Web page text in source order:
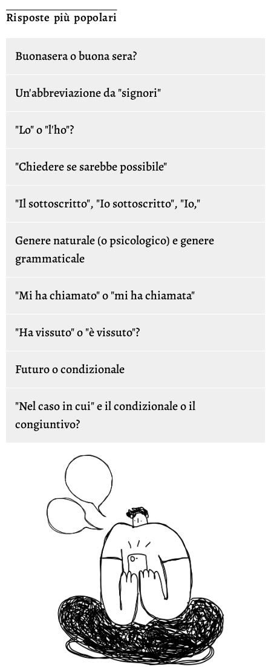
Risposte più popolari
Buonasera o buona sera?
Un'abbreviazione da "signori"
"Lo" o "l'ho"?
"Chiedere se sarebbe possibile"
"Il sottoscritto", "Io sottoscritto", "Io,"
Genere naturale (o psicologico) e genere
grammaticale
"Mi ha chiamato" o "mi ha chiamata"
"Ha vissuto" o "è vissuto"?
Futuro o condizionale
"Nel caso in cui" e il condizionale o il
congiuntivo?